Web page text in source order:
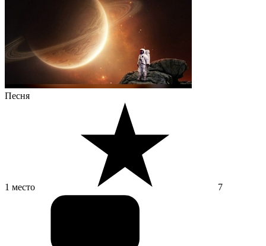
Песня
1 место 7